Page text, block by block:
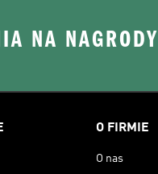
NA NAGRODY
O FIRMIE
O nas